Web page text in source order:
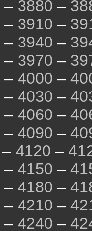
– 3880 –
– 3910 –
– 3940 –
– 3970 –
– 4000 –
– 4030 –
– 4060 –
– 4090 –
– 4120 –
– 4150 –
– 4180 –
– 4210 –
– 4240 –